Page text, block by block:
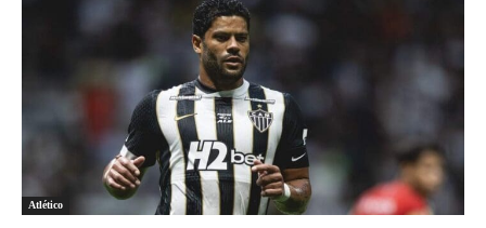
Atlético